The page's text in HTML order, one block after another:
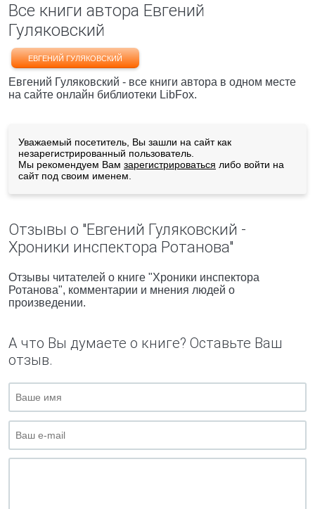
Все книги автора Евгений
Гуляковский
ЕВГЕНИЙ ГУЛЯКОВСКИЙ
Евгений Гуляковский - все книги автора в одном месте
на сайте онлайн библиотеки LibFox.
Уважаемый посетитель, Вы зашли на сайт как
незарегистрированный пользователь.
Мы рекомендуем Вам зарегистрироваться либо войти на
сайт под своим именем.
Отзывы о "Евгений Гуляковский -
Хроники инспектора Ротанова"
Отзывы читателей о книге "Хроники инспектора
Ротанова", комментарии и мнения людей о
произведении.
А что Вы думаете о книге? Оставьте Ваш
отзыв.